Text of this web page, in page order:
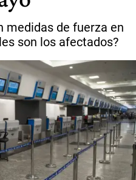
medidas de fuerza en
son los afectados?